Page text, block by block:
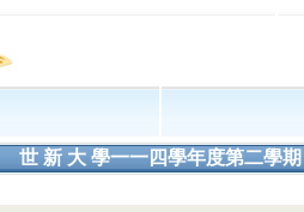
世 新 大 學一一四學年度第二學